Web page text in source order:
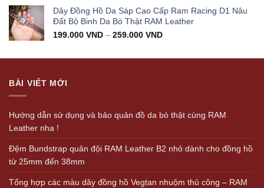
Dây Đồng Hồ Da Sáp Cao Cấp Ram Racing D1 Nâu
Đất Bộ Binh Da Bò Thật RAM Leather
199.000 VND – 259.000 VND
BÀI VIẾT MỚI
Hướng dẫn sử dụng và bảo quản đồ da bò thật cùng RAM
Leather nha !
Đệm Bundstrap quân đội RAM Leather B2 nhỏ dành cho đồng hồ
từ 25mm đến 38mm
Tổng hợp các màu dây đồng hồ Vegtan nhuộm thủ công – RAM